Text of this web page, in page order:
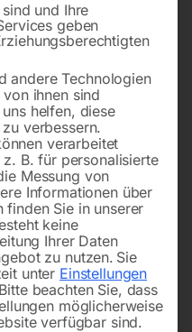
und Ihre
geben
andere Technologien
ihnen sind
helfen, diese
verbessern.
verarbeitet
B. für personalisierte
Messung von
Informationen über
finden Sie in unserer
keine
Ihrer Daten
zu nutzen. Sie
unter Einstellungen
Bitte beachten Sie, dass
möglicherweise
verfügbar sind.